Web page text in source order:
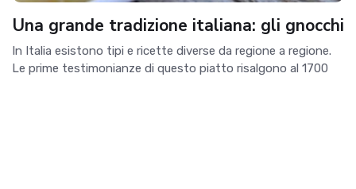
Una grande tradizione italiana: gli gnocchi
In Italia esistono tipi e ricette diverse da regione a regione.
Le prime testimonianze di questo piatto risalgono al 1700